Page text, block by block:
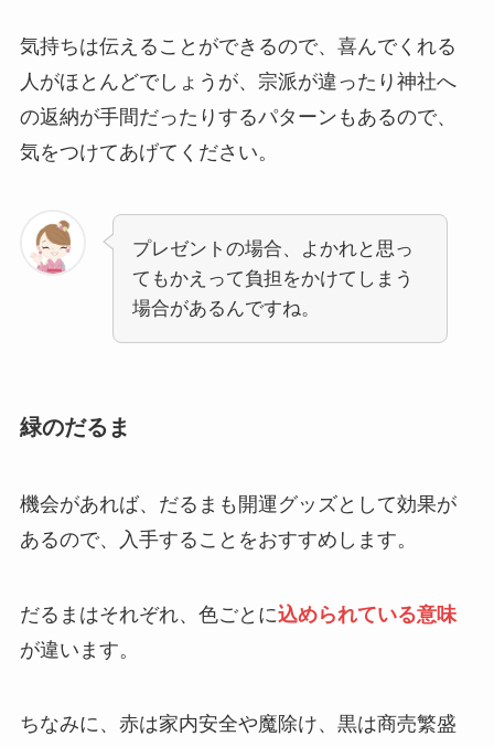
気持ちは伝えることができるので、喜んでくれる
人がほとんどでしょうが、宗派が違ったり神社へ
の返納が手間だったりするパターンもあるので、
気をつけてあげてください。
プレゼントの場合、よかれと思っ
てもかえって負担をかけてしまう
場合があるんですね。
緑のだるま
機会があれば、だるまも開運グッズとして効果が
あるので、入手することをおすすめします。
だるまはそれぞれ、色ごとに込められている意味
が違います。
ちなみに、赤は家内安全や魔除け、黒は商売繁盛